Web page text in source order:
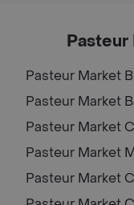
Pasteur
Pasteur Market
Pasteur Market
Pasteur Market
Pasteur Market
Pasteur Market